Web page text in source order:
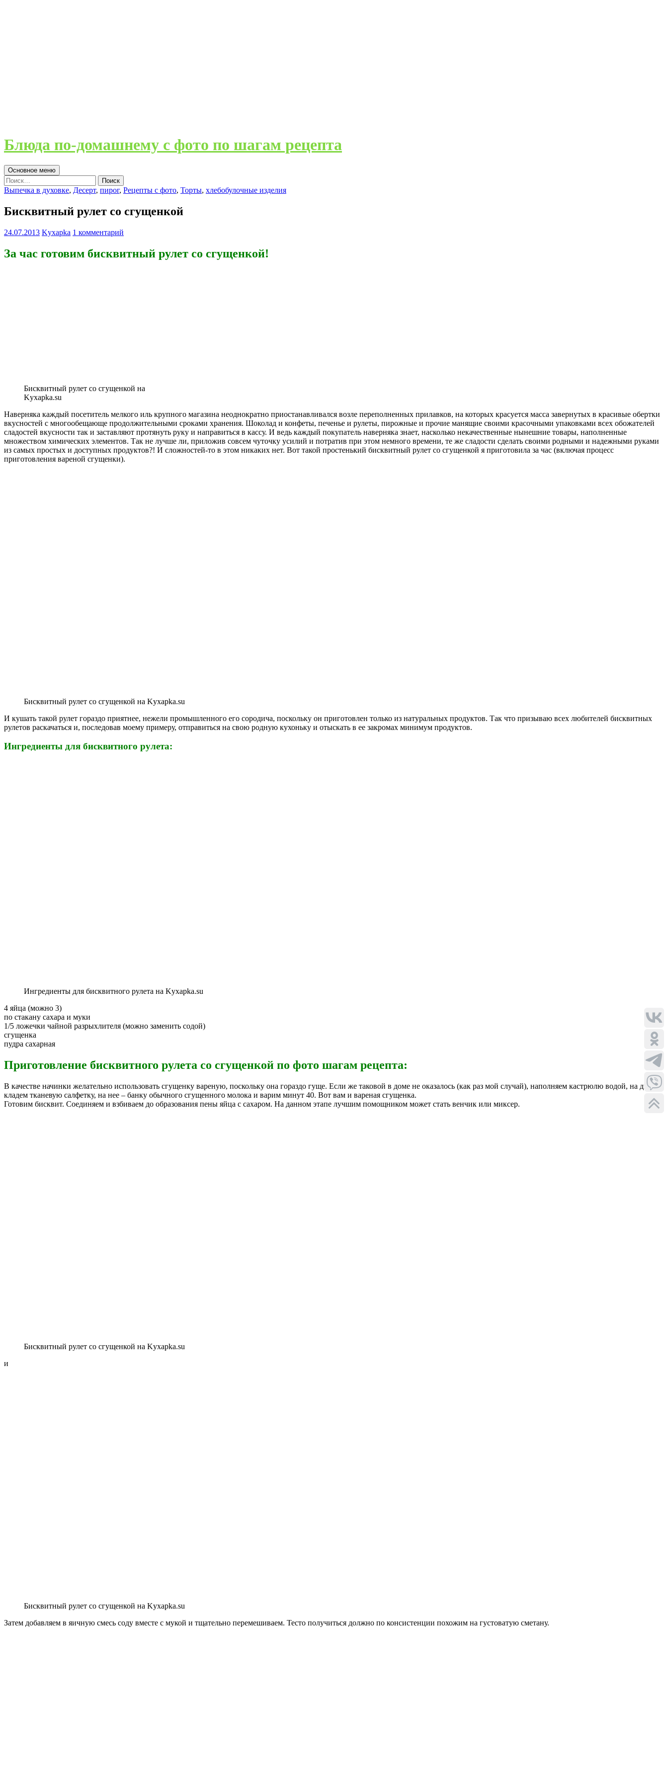
Блюда по-домашнему с фото по шагам рецепта
Поиск
Основное меню Перейти
к
содержимому
Найти:
Выпечка в духовке, Десерт, пирог, Рецепты с фото, Торты, хлебобулочные изделия
Бисквитный рулет со сгущенкой
24.07.2013 Kyxapka 1 комментарий
За час готовим бисквитный рулет со сгущенкой!
Бисквитный рулет со сгущенкой на
Kyxapka.su
Наверняка каждый посетитель мелкого иль крупного магазина неоднократно приостанавливался возле переполненных прилавков, на которых красуется масса завернутых в красивые обертки
вкусностей с многообещающе продолжительными сроками хранения. Шоколад и конфеты, печенье и рулеты, пирожные и прочие манящие своими красочными упаковками всех обожателей
сладостей вкусности так и заставляют протянуть руку и направиться в кассу. И ведь каждый покупатель наверняка знает, насколько некачественные нынешние товары, наполненные
множеством химических элементов. Так не лучше ли, приложив совсем чуточку усилий и потратив при этом немного времени, те же сладости сделать своими родными и надежными руками
из самых простых и доступных продуктов?! И сложностей-то в этом никаких нет. Вот такой простенький бисквитный рулет со сгущенкой я приготовила за час (включая процесс
приготовления вареной сгущенки).
Бисквитный рулет со сгущенкой на Kyxapka.su
И кушать такой рулет гораздо приятнее, нежели промышленного его сородича, поскольку он приготовлен только из натуральных продуктов. Так что призываю всех любителей бисквитных
рулетов раскачаться и, последовав моему примеру, отправиться на свою родную кухоньку и отыскать в ее закромах минимум продуктов.
Ингредиенты для бисквитного рулета:
Ингредиенты для бисквитного рулета на Kyxapka.su
4 яйца (можно 3)
по стакану сахара и муки
1/5 ложечки чайной разрыхлителя (можно заменить содой)
сгущенка
пудра сахарная
Приготовление бисквитного рулета со сгущенкой по фото шагам рецепта:
В качестве начинки желательно использовать сгущенку вареную, поскольку она гораздо гуще. Если же таковой в доме не оказалось (как раз мой случай), наполняем кастрюлю водой, на дно
кладем тканевую салфетку, на нее – банку обычного сгущенного молока и варим минут 40. Вот вам и вареная сгущенка.
Готовим бисквит. Соединяем и взбиваем до образования пены яйца с сахаром. На данном этапе лучшим помощником может стать венчик или миксер.
Бисквитный рулет со сгущенкой на Kyxapka.su
и
Бисквитный рулет со сгущенкой на Kyxapka.su
Затем добавляем в яичную смесь соду вместе с мукой и тщательно перемешиваем. Тесто получиться должно по консистенции похожим на густоватую сметану.